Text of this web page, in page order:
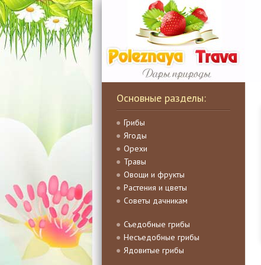
Основные разделы:
Грибы
Ягоды
Орехи
Травы
Овощи и фрукты
Растения и цветы
Советы дачникам
Съедобные грибы
Несъедобные грибы
Ядовитые грибы